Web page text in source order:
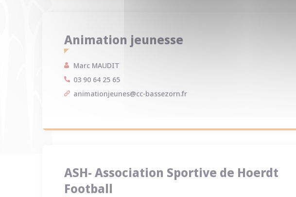
Animation jeunesse
Marc MAUDIT
03 90 64 25 65
animationjeunes@cc-bassezorn.fr
ASH- Association Sportive de Hoerdt
Football